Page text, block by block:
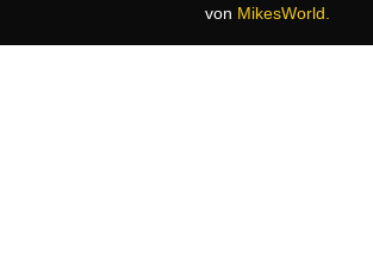
von MikesWorld.